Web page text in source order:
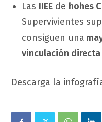
Las IIEE de hohes C
Supervivientes
consiguen una
vinculación directa
Descarga la